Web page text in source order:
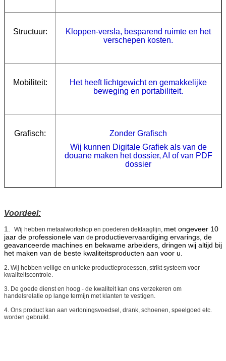
Structuur:
Kloppen-versla, besparend ruimte en het
verschepen kosten.
Mobiliteit:
Het heeft lichtgewicht en gemakkelijke
beweging en portabiliteit.
Grafisch:
Zonder Grafisch
Wij kunnen Digitale Grafiek als van de
douane maken het dossier, AI of van PDF
dossier
Voordeel:
1. Wij hebben metaalworkshop en poederen deklaaglijn, met ongeveer 10
jaar de professionele van de productievervaardiging ervarings, de
geavanceerde machines en bekwame arbeiders, dringen wij altijd bij
het maken van de beste kwaliteitsproducten aan voor u.
2. Wij hebben veilige en unieke productieprocessen, strikt systeem voor
kwaliteitscontrole.
3. De goede dienst en hoog - de kwaliteit kan ons verzekeren om
handelsrelatie op lange termijn met klanten te vestigen.
4. Ons product kan aan vertoningsvoedsel, drank, schoenen, speelgoed etc.
worden gebruikt.